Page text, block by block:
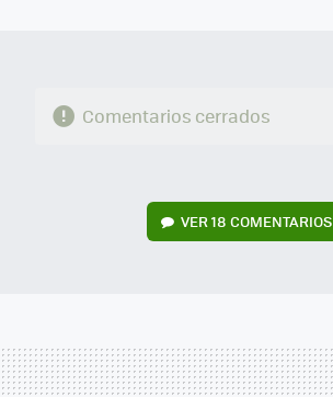
Comentarios cerrados
VER18 COMENTARIOS